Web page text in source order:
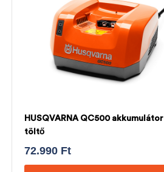
HUSQVARNA QC500 akkumulátor
töltő
72.990 Ft